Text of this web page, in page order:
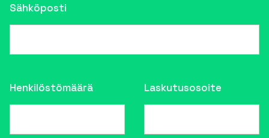
Sähköposti
Henkilöstömäärä Laskutusosoite